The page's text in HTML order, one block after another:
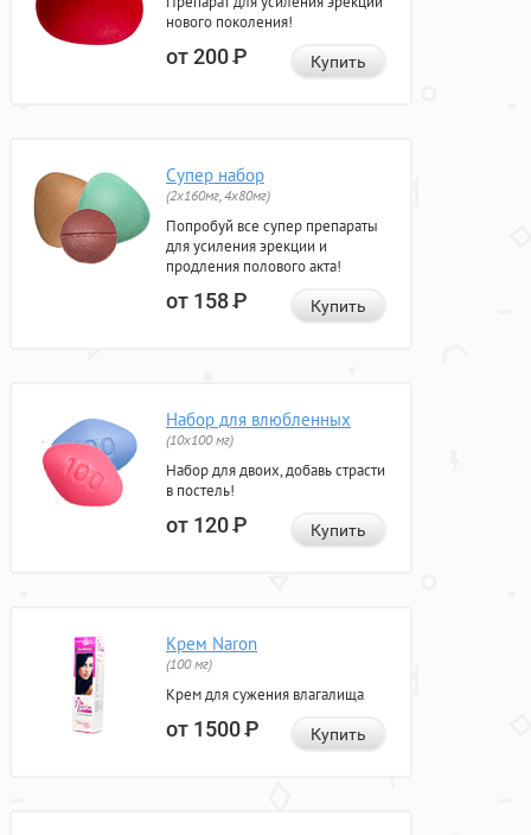
нового поколения!
от 200Р Купить
Супер набор
(2х160мг, 4х80мг)
Попробуй все супер препараты
для усиления эрекции и
продления полового акта!
от 158Р Купить
Набор для влюбленных
(10х100 мг)
Набор для двоих, добавь страсти
в постель!
от 120Р Купить
Крем Naron
(100 мг)
Крем для сужения влагалища
от 1500Р Купить